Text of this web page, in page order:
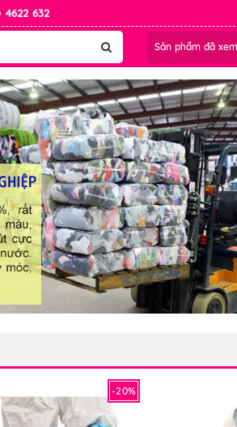
4622 632
Sản phẩm đã xem
-20%